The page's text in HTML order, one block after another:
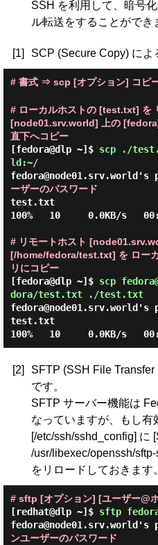
SSH を利用して、暗号
ル転送をすることができ
[1] SCP (Secure Copy) によ
# 書式 ⇒ scp [オプション] コピ
# ローカルホストの [test.txt] を
[node01.srv.world] 上の
直下へコピー
[fedora@dlp ~]$ scp ./
ld:~/
ーザーのパスワード
test.txt
100%   10     0.0KB/s
# リモートホスト
[/home/fedora/test.txt] を ロー
リにコピー
[fedora@dlp ~]$ scp
dora/test.txt ./test.txt
fedora@node01.srv.world's
test.txt
[2]
SFTP (SSH File
です。
SFTP サーバー機能は
なっていますが、もし有
[/etc/ssh/sshd_config] に
/usr/libexec/openssh/
をリロードしておきます。
# sftp [オプション] [ユーザー@
[redhat@dlp ~]$ sftp
ンユーザーのパスワード